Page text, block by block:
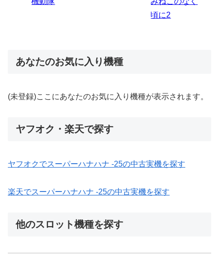
あなたのお気に入り機種
(未登録)ここにあなたのお気に入り機種が表示されます。
ヤフオク・楽天で探す
ヤフオクでスーパーハナハナ ‐25の中古実機を探す
楽天でスーパーハナハナ ‐25の中古実機を探す
他のスロット機種を探す